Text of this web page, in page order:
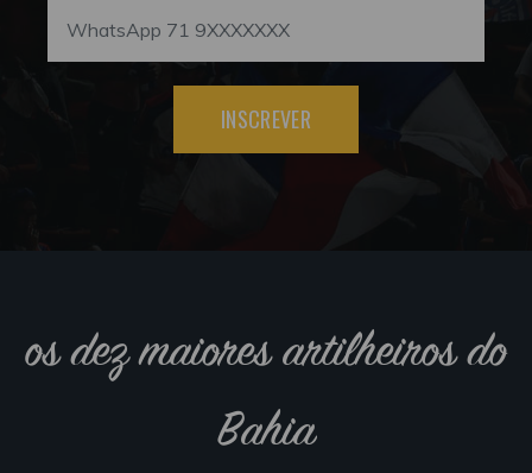
INSCREVER
os dez maiores artilheiros do
Bahia